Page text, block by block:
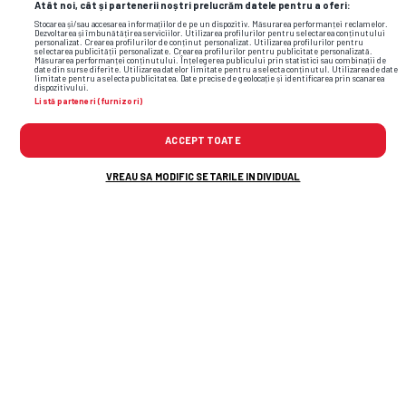
Atât noi, cât și partenerii noștri prelucrăm datele pentru a oferi:
Stocarea și/sau accesarea informațiilor de pe un dispozitiv. Măsurarea performanței reclamelor.
Dezvoltarea și îmbunătățirea serviciilor. Utilizarea profilurilor pentru selectarea conținutului
personalizat. Crearea profilurilor de conținut personalizat. Utilizarea profilurilor pentru
selectarea publicității personalizate. Crearea profilurilor pentru publicitate personalizată.
Măsurarea performanței conținutului. Înțelegerea publicului prin statistici sau combinații de
date din surse diferite. Utilizarea datelor limitate pentru a selecta conținutul. Utilizarea de date
limitate pentru a selecta publicitatea. Date precise de geolocație și identificarea prin scanarea
dispozitivului.
Listă parteneri (furnizori)
ACCEPT TOATE
VREAU SA MODIFIC SETARILE INDIVIDUAL